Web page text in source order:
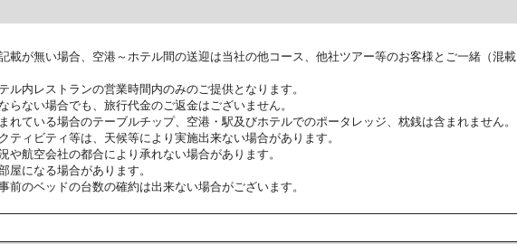
載が無い場合、空港～ホテル間の送迎は当社の他コース、他社ツアー等のお客様とご一緒（混載
ル内レストランの営業時間内のみのご提供となります。
らない場合でも、旅行代金のご返金はございません。
れている場合のテーブルチップ、空港・駅及びホテルでのポータレッジ、枕銭は含まれません。
ティビティ等は、天候等により実施出来ない場合があります。
や航空会社の都合により承れない場合があります。
屋になる場合があります。
前のベッドの台数の確約は出来ない場合がございます。